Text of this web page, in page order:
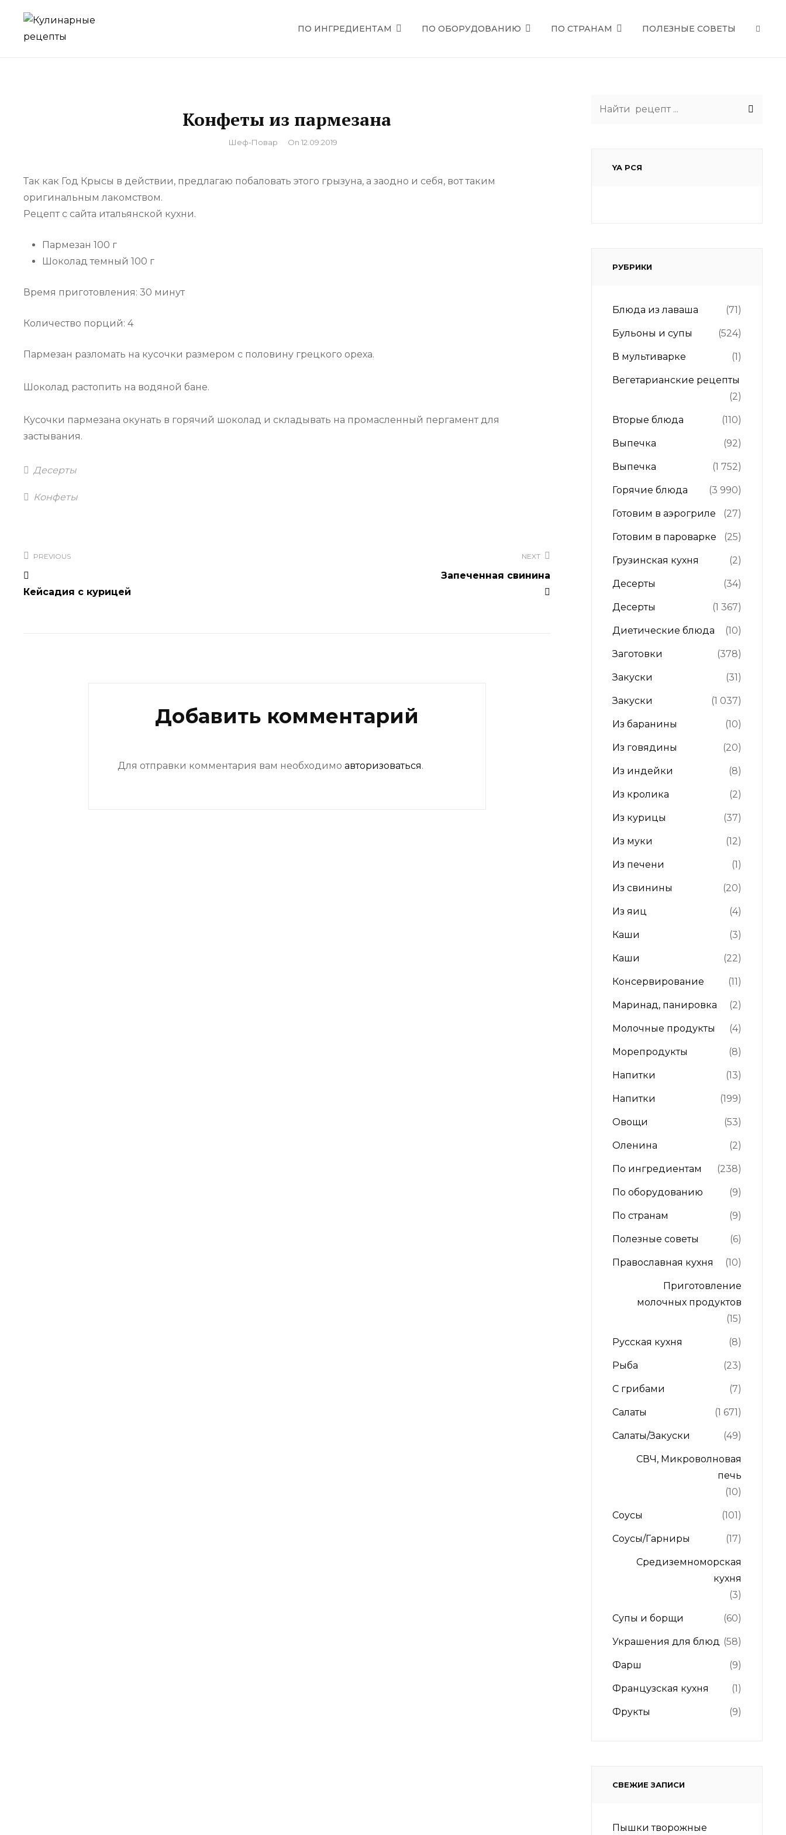
content
ПО ИНГРЕДИЕНТАМ ПО ОБОРУДОВАНИЮ ПО СТРАНАМ ПОЛЕЗНЫЕ СОВЕТЫ
Конфеты из пармезана
By
Шеф-Повар On 12.09.2019
Так как Год Крысы в действии, предлагаю побаловать этого грызуна, а заодно и себя, вот таким
оригинальным лакомством.
Рецепт с сайта итальянской кухни.
Пармезан 100 г
Шоколад темный 100 г
Время приготовления: 30 минут
Количество порций: 4
Пармезан разломать на кусочки размером с половину грецкого ореха.
Шоколад растопить на водяной бане.
Кусочки пармезана окунать в горячий шоколад и складывать на промасленный пергамент для
застывания.
Categories
Десерты
Tags
Конфеты
по
записям
PREVIOUS
Кейсадия с курицей
NEXT
Запеченная свинина
Добавить комментарий
Для отправки комментария вам необходимо авторизоваться.
Search
YA РСЯ
РУБРИКИ
Блюда из лаваша (71)
Бульоны и супы (524)
В мультиварке (1)
Вегетарианские рецепты
(2)
Вторые блюда (110)
Выпечка (92)
Выпечка (1 752)
Горячие блюда (3 990)
Готовим в аэрогриле (27)
Готовим в пароварке (25)
Грузинская кухня (2)
Десерты (34)
Десерты (1 367)
Диетические блюда (10)
Заготовки (378)
Закуски (31)
Закуски (1 037)
Из баранины (10)
Из говядины (20)
Из индейки (8)
Из кролика (2)
Из курицы (37)
Из муки (12)
Из печени (1)
Из свинины (20)
Из яиц (4)
Каши (3)
Каши (22)
Консервирование (11)
Маринад, панировка (2)
Молочные продукты (4)
Морепродукты (8)
Напитки (13)
Напитки (199)
Овощи (53)
Оленина (2)
По ингредиентам (238)
По оборудованию (9)
По странам (9)
Полезные советы (6)
Православная кухня (10)
Приготовление
молочных продуктов
(15)
Русская кухня (8)
Рыба (23)
С грибами (7)
Салаты (1 671)
Салаты/Закуски (49)
СВЧ, Микроволновая
печь
(10)
Соусы (101)
Соусы/Гарниры (17)
Средиземноморская
кухня
(3)
Супы и борщи (60)
Украшения для блюд (58)
Фарш (9)
Французская кухня (1)
Фрукты (9)
СВЕЖИЕ ЗАПИСИ
Пышки творожные